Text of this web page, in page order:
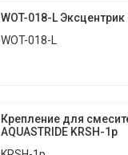
WOT-018-L
WOT-018-L
Крепление для
AQUASTRIDE KRSH-1p